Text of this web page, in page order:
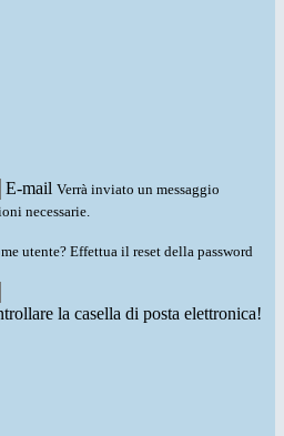
E-mail Verrà inviato un messaggio
necessarie.
utente? Effettua il reset della password
la casella di posta elettronica!